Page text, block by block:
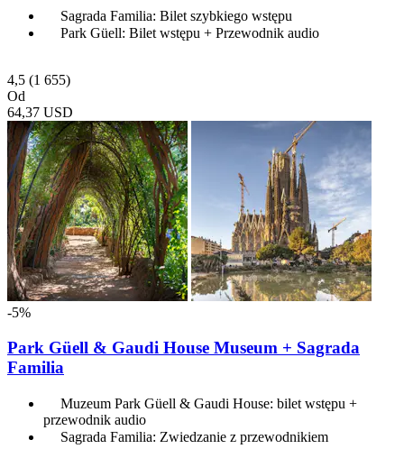
Sagrada Familia: Bilet szybkiego wstępu
Park Güell: Bilet wstępu + Przewodnik audio
4,5 (1 655)
Od
64,37 USD
-5%
Park Güell & Gaudi House Museum + Sagrada
Familia
Muzeum Park Güell & Gaudi House: bilet wstępu +
przewodnik audio
Sagrada Familia: Zwiedzanie z przewodnikiem